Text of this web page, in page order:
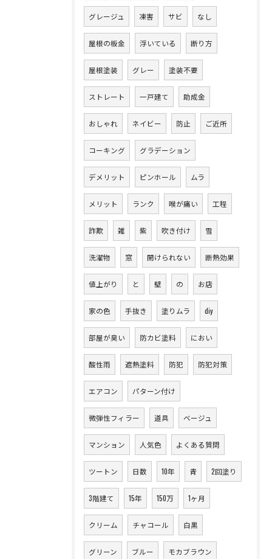
グレージュ 凍害 サビ なし
屋根の板金 浮いている 断り方
屋根塗装 グレー 塗装不要
ストレート 一戸建て 助成金
おしゃれ ネイビー 防止 ご近所
コーキング グラデーション
デメリット ピンホール ムラ
メリット ランク 喉が痛い 工程
詐欺 雑 紫 吹き付け 雪
洗濯物 窓 開けられない 断熱効果
値上がり と 壁 の お店
家の色 手抜き 塗りムラ diy
部屋が臭い 防カビ塗料 におい
酸性雨 遮熱塗料 防犯 防犯対策
エアコン パターン付け
微弾性フィラー 道具 ベージュ
マンション 人気色 よくある質問
ツートン 日数 10年 青 2回塗り
3階建て 15年 150万 1ヶ月
クリーム チャコール 白黒
グリーン ブルー モカブラウン